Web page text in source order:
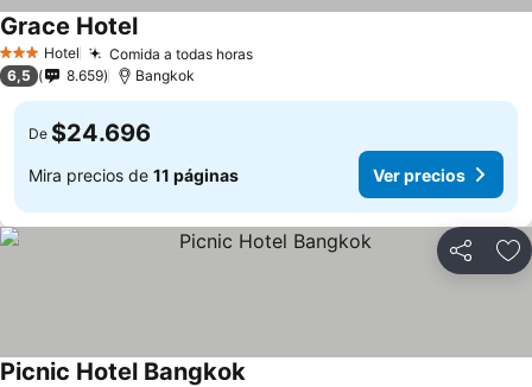
3 Estrellas
Hotel Comida a todas horas
Grace Hotel
6,5 8.659 Bangkok
De $24.696
Mira precios de 11 páginas Ver precios
Compartir
Picnic Hotel Bangkok